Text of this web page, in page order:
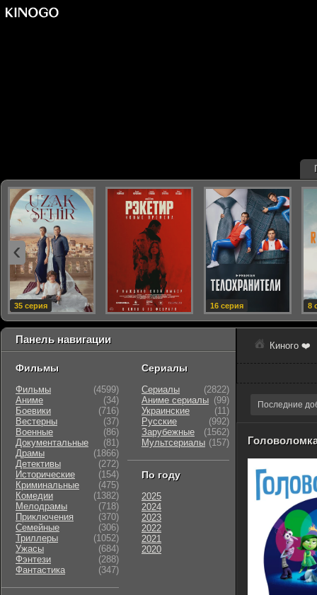
Киного ❤️
Последние
Панель навигации
Фильмы
Фильмы
(4599)
Аниме
(34)
Боевики
(716)
Вестерны
(37)
Военные
(86)
Документальные
(81)
Драмы
(1866)
Детективы
(272)
Исторические
(154)
Криминальные
(475)
Комедии
(1382)
Мелодрамы
(718)
Приключения
(370)
Семейные
(306)
Триллеры
(1052)
Ужасы
(684)
Фэнтези
(288)
Фантастика
(347)
Сериалы
Сериалы
(2822)
Аниме сериалы (99)
Украинские
(11)
Русские
(992)
Зарубежные
(1562)
Мультсериалы (157)
По году
2025
2024
2023
2022
2021
2020
35 серия 16 серия 8
‹